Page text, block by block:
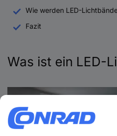
Wie werden LED-
Fazit
Was ist ein LED-